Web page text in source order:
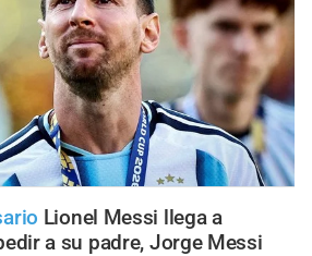
Lionel Messi llega a
a su padre, Jorge Messi